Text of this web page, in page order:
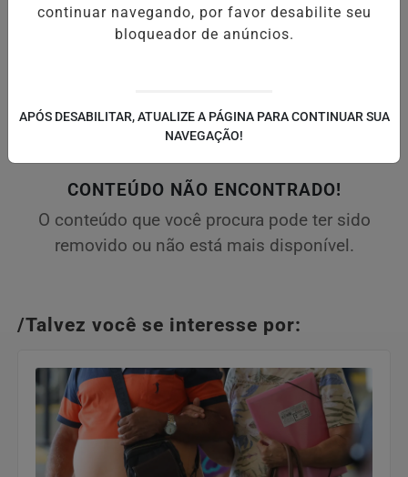
CONTEÚDO NÃO ENCONTRADO!
O conteúdo que você procura pode ter sido
removido ou não está mais disponível.
/Talvez você se interesse por:
continuar navegando, por favor desabilite seu
bloqueador de anúncios.
APÓS DESABILITAR, ATUALIZE A PÁGINA PARA CONTINUAR SUA
NAVEGAÇÃO!